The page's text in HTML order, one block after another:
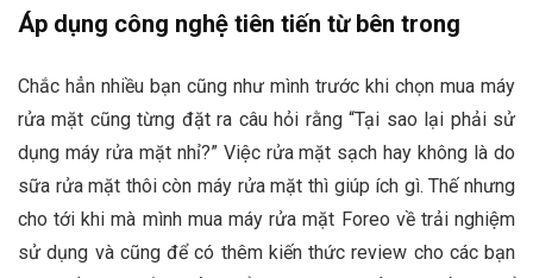
Áp dụng công nghệ tiên tiến từ bên trong
Chắc hẳn nhiều bạn cũng như mình trước khi chọn mua máy
rửa mặt cũng từng đặt ra câu hỏi rằng “Tại sao lại phải sử
dụng máy rửa mặt nhỉ?” Việc rửa mặt sạch hay không là do
sữa rửa mặt thôi còn máy rửa mặt thì giúp ích gì. Thế nhưng
cho tới khi mà mình mua máy rửa mặt Foreo về trải nghiệm
sử dụng và cũng để có thêm kiến thức review cho các bạn